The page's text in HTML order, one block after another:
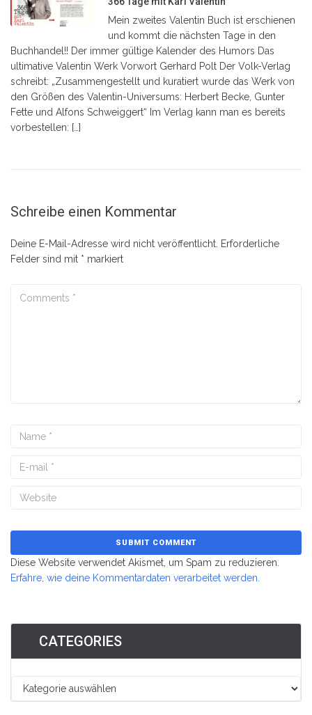
Mein zweites Valentin Buch ist erschienen
und kommt die nächsten Tage in den
Buchhandel!! Der immer gültige Kalender des Humors Das
ultimative Valentin Werk Vorwort Gerhard Polt Der Volk-Verlag
schreibt: „Zusammengestellt und kuratiert wurde das Werk von
den Größen des Valentin-Universums: Herbert Becke, Gunter
Fette und Alfons Schweiggert“ Im Verlag kann man es bereits
vorbestellen: […]
Schreibe einen Kommentar
Deine E-Mail-Adresse wird nicht veröffentlicht. Erforderliche
Felder sind mit * markiert
Diese Website verwendet Akismet, um Spam zu reduzieren.
Erfahre, wie deine Kommentardaten verarbeitet werden.
CATEGORIES